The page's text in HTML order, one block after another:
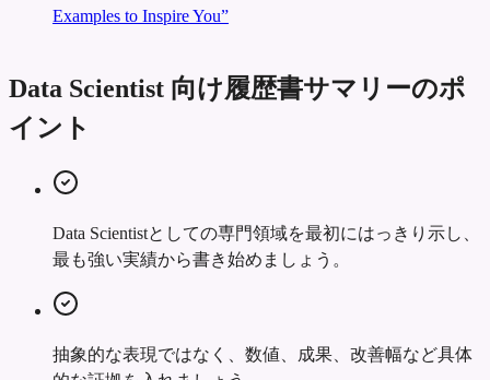
Examples to Inspire You”
Data Scientist 向け履歴書サマリーのポ
イント
Data Scientistとしての専門領域を最初にはっきり示し、
最も強い実績から書き始めましょう。
抽象的な表現ではなく、数値、成果、改善幅など具体